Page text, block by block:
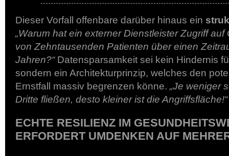
Dieser Vorfall offenbare darüber hinaus ein
„Warum hat ein externer Dienstleister Zugriff
von Zehntausenden Patienten über einen
Jahren?“Datensparsamkeit sei kein Hindernis
sondern ein Architekturprinzip, welches den
Ernstfall massiv begrenzen könne. „Je weniger
Dritte fließen, desto kleiner ist die Angriffsfläche!“
ECHTE RESILIENZ IM
ERFORDERT UMDENKEN AUF